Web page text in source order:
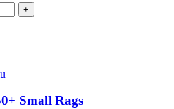
Small Rags